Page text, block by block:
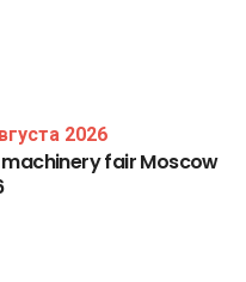
2026
machineryfairMoscow